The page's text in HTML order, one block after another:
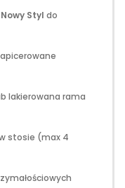
Nowy Styl do
lakierowana rama
stosie (max 4